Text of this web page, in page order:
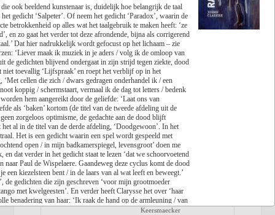
recensie'.
Zoeken Genre
Lees recensie
Titel Auteur
Een verwittigd man is
niets waard
Dimitri
Verhulst
Het raadsel van de
anderen
Benno
Barnard
Fake Profiel
Luc de
Keersmaecker
ook beeldend kunstenaar is, duidelijk hoe belangrijk de taal
gedicht ‘Salpeter’. Of neem het gedicht ‘Paradox’, waarin de
betrokkenheid op alles wat het taalgebruik te maken heeft: ‘ze
en zo gaat het verder tot deze afrondende, bijna als corrigerend
Dat hier nadrukkelijk wordt gefocust op het lichaam – zie
‘Liever maak ik muziek in je aders / volg ik de omloop van
de gedichten blijvend ondergaat in zijn strijd tegen ziekte, dood
toevallig ‘Lijfspraak’ en roept het verblijf op in het
cellen die zich / dwars gedragen onderhandel ik / een
koppig / schermstaart, vermaal ik de dag tot letters / bedenk
hem aangereikt door de geliefde: ‘Laat ons van
als ‘baken’ kortom (de titel van de tweede afdeling uit de
zorgeloos optimisme, de gedachte aan de dood blijft
al in de titel van de derde afdeling, ‘Doodgewoon’. In het
Het is een gedicht waarin een spel wordt gespeeld met
open / in mijn badkamerspiegel, levensgroot’ doen me
dat verder in het gedicht staat te lezen ‘dat we schoorvoetend
Paul de Wispelaere. Gaandeweg deze cyclus komt de dood
een kiezelsteen bent / in de laars van al wat leeft en beweegt.’
gedichten die zijn geschreven ‘voor mijn grootmoeder
met kwelgeesten’. En verder heeft Clarysse het over ‘haar
benadering van haar: ‘Ik raak de hand op de armleuning / van
van ‘Randschade’ zoekt de dichter in Clarysse door de